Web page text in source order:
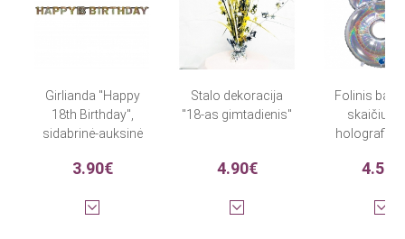
Girlianda "Happy
18th Birthday",
sidabrinė-auksinė
3.90€
Stalo dekoracija
"18-as gimtadienis"
4.90€
Folinis
skaičius
4.50€